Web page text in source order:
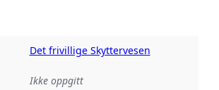
Det frivillige Skyttervesen
Ikke oppgitt